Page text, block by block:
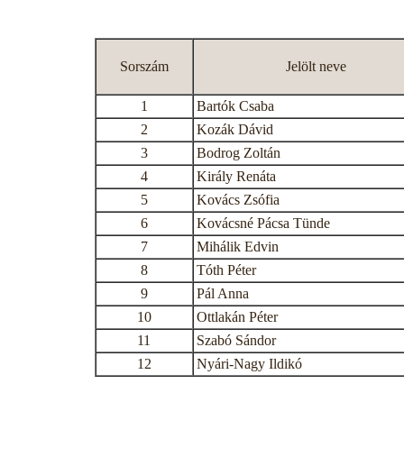
Sorszám Jelölt neve
1
Bartók Csaba
2
Kozák Dávid
3
Bodrog Zoltán
4
Király Renáta
5
Kovács Zsófia
6
Kovácsné Pácsa Tünde
7
Mihálik Edvin
8
Tóth Péter
9
Pál Anna
10
Ottlakán Péter
11
Szabó Sándor
12
Nyári-Nagy Ildikó